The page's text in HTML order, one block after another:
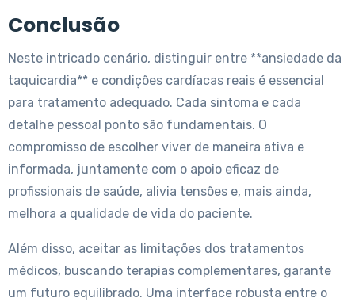
Conclusão
Neste intricado cenário, distinguir entre **ansiedade da
taquicardia** e condições cardíacas reais é essencial
para tratamento adequado. Cada sintoma e cada
detalhe pessoal ponto são fundamentais. O
compromisso de escolher viver de maneira ativa e
informada, juntamente com o apoio eficaz de
profissionais de saúde, alivia tensões e, mais ainda,
melhora a qualidade de vida do paciente.
Além disso, aceitar as limitações dos tratamentos
médicos, buscando terapias complementares, garante
um futuro equilibrado. Uma interface robusta entre o